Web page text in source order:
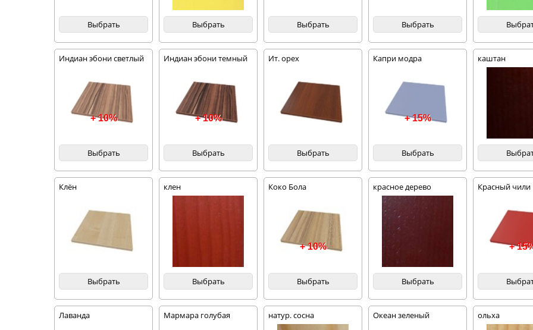
Выбрать Выбрать Выбрать Выбрать
Индиан эбони светлый
+ 10%
Выбрать
Индиан эбони темный
+ 10%
Выбрать
Ит. орех
Выбрать
Капри модра
+ 15%
Выбрать
каштан
Клён
Выбрать
клен
Выбрать
Коко Бола
+ 10%
Выбрать
красное дерево
Выбрать
Красный чили
+
Лаванда Мармара голубая натур. сосна Океан зеленый ольха